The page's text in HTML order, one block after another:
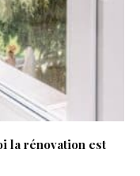
la rénovation est